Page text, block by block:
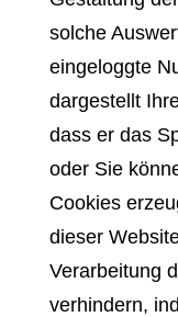
solche
eingeloggte
dargestellt
dass er das
oder Sie
Cookies
dieser
Verarbeitung
verhindern,